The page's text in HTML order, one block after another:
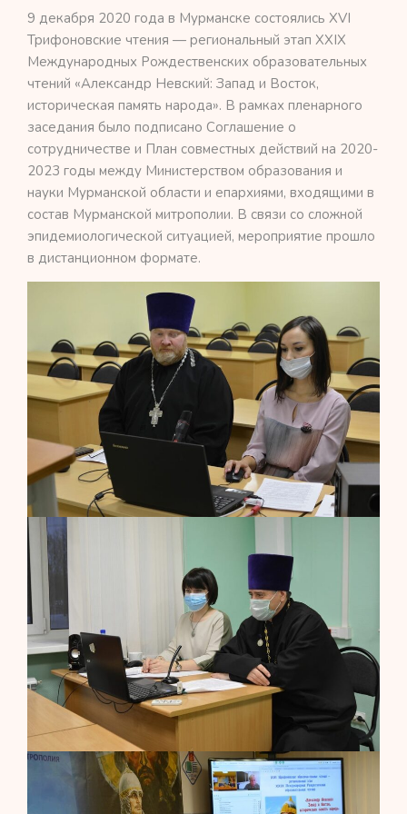
9 декабря 2020 года в Мурманске состоялись XVI
Трифоновские чтения — региональный этап XXIX
Международных Рождественских образовательных
чтений «Александр Невский: Запад и Восток,
историческая память народа». В рамках пленарного
заседания было подписано Соглашение о
сотрудничестве и План совместных действий на 2020-
2023 годы между Министерством образования и
науки Мурманской области и епархиями, входящими в
состав Мурманской митрополии. В связи со сложной
эпидемиологической ситуацией, мероприятие прошло
в дистанционном формате.